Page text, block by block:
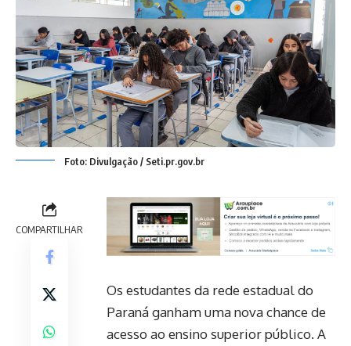
Foto: Divulgação / Seti.pr.gov.br
COMPARTILHAR
Os estudantes da rede estadual do
Paraná ganham uma nova chance de
acesso ao ensino superior público. A